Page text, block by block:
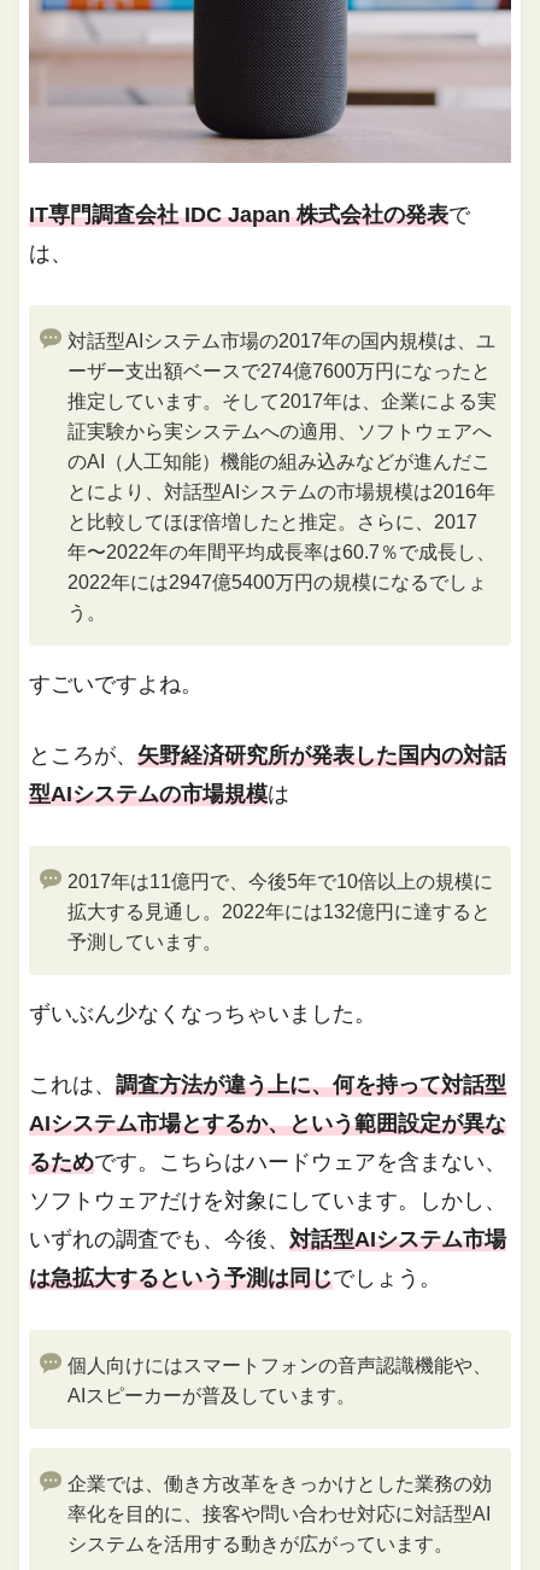
IT専門調査会社 IDC Japan 株式会社の発表で
は、
対話型AIシステム市場の2017年の国内規模は、ユ
ーザー支出額ベースで274億7600万円になったと
推定しています。そして2017年は、企業による実
証実験から実システムへの適用、ソフトウェアへ
のAI（人工知能）機能の組み込みなどが進んだこ
とにより、対話型AIシステムの市場規模は2016年
と比較してほぼ倍増したと推定。さらに、2017
年〜2022年の年間平均成長率は60.7％で成長し、
2022年には2947億5400万円の規模になるでしょ
う。
すごいですよね。
ところが、矢野経済研究所が発表した国内の対話
型AIシステムの市場規模は
2017年は11億円で、今後5年で10倍以上の規模に
拡大する見通し。2022年には132億円に達すると
予測しています。
ずいぶん少なくなっちゃいました。
これは、調査方法が違う上に、何を持って対話型
AIシステム市場とするか、という範囲設定が異な
るためです。こちらはハードウェアを含まない、
ソフトウェアだけを対象にしています。しかし、
いずれの調査でも、今後、対話型AIシステム市場
は急拡大するという予測は同じでしょう。
個人向けにはスマートフォンの音声認識機能や、
AIスピーカーが普及しています。
企業では、働き方改革をきっかけとした業務の効
率化を目的に、接客や問い合わせ対応に対話型AI
システムを活用する動きが広がっています。